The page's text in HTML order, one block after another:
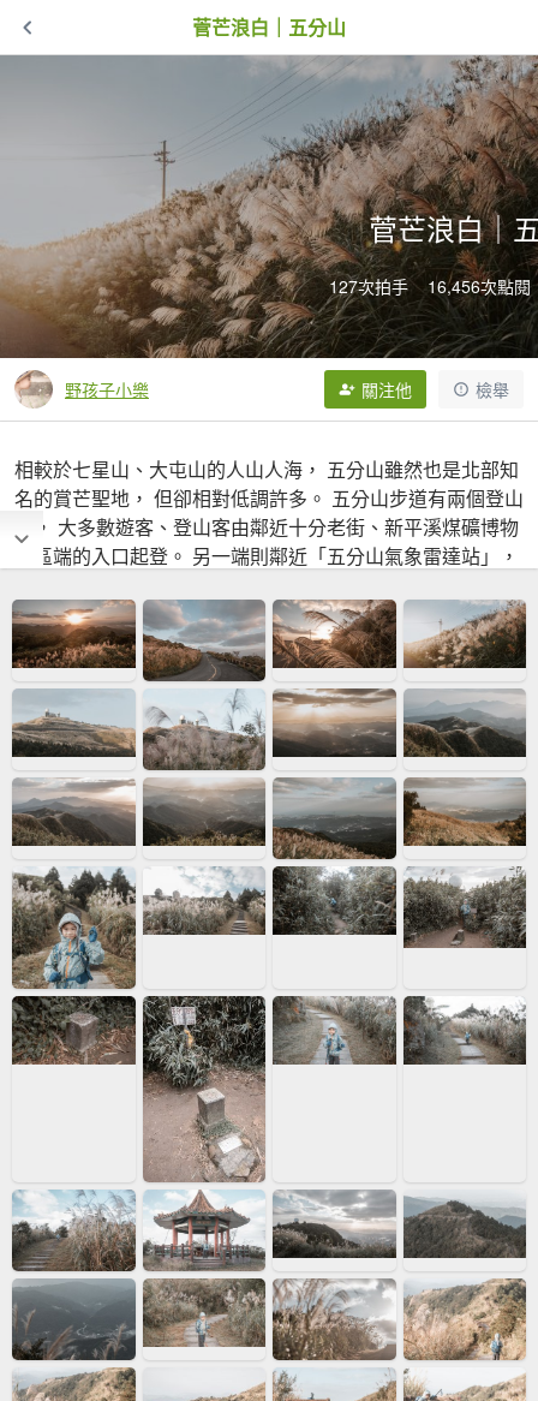
菅芒浪白｜五分山
菅芒浪白｜
127次拍手 16,456次點閱
野孩子小樂 關注他 檢舉
相較於七星山、大屯山的人山人海， 五分山雖然也是北部知
名的賞芒聖地， 但卻相對低調許多。 五分山步道有兩個登山
口， 大多數遊客、登山客由鄰近十分老街、新平溪煤礦博物
園區端的入口起登。 另一端則鄰近「五分山氣象雷達站」，
起登者少。但若想賞芒，把握這裡清晨的斜射光、蜿蜒的五
分山公路、氣勢驚人的菅芒浪白（主要以白背芒為主），建
議規劃由此登山口造訪。 五分山，我們一家人的第一座小百
岳。相隔三年半再度造訪，小樂也大了不少，解鎖了更多的
技能、更個性了點、也少了點動不動就開懷大笑的傻氣。對
映之前在五分山的照片，也成了我們家的時光之旅。